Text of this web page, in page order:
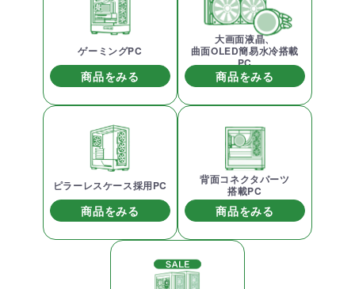
ゲーミングPC
商品をみる
大画面液晶、
曲面OLED簡易水冷搭載
PC
商品をみる
ピラーレスケース採用PC
商品をみる
背面コネクタパーツ
搭載PC
商品をみる